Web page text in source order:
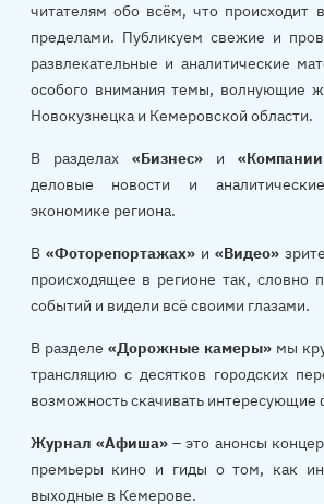
читателям обо всём, что происходит
пределами. Публикуем свежие и
развлекательные и аналитические
особого внимания темы, волнующие
Новокузнецка и Кемеровской области.
В разделах «Бизнес»и
деловые новости и
экономике региона.
В «Фоторепортажах»и«Видео»
происходящее в регионе так, словно
событий и видели всё своими глазами.
В разделе «Дорожные камеры»мы
трансляцию с десятков городских
возможность скачивать интересующие
Журнал «Афиша»– это анонсы
премьеры кино и гиды о том, как
выходные в Кемерове.